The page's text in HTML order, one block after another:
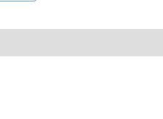
City
District